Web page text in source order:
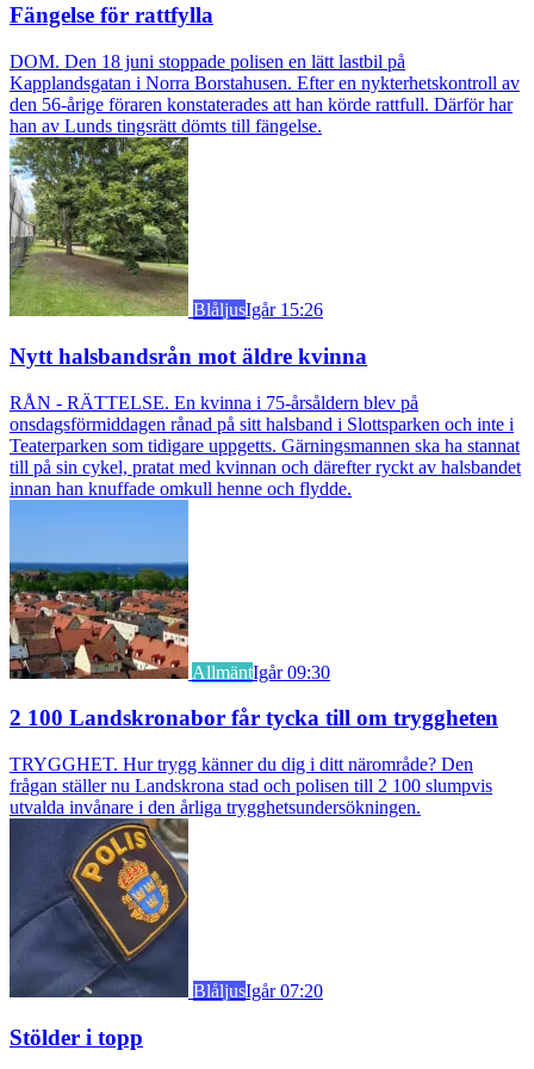
Fängelse för rattfylla
DOM. Den 18 juni stoppade polisen en lätt lastbil på
Kapplandsgatan i Norra Borstahusen. Efter en nykterhetskontroll av
den 56-årige föraren konstaterades att han körde rattfull. Därför har
han av Lunds tingsrätt dömts till fängelse.
BlåljusIgår 15:26
Nytt halsbandsrån mot äldre kvinna
RÅN - RÄTTELSE. En kvinna i 75-årsåldern blev på
onsdagsförmiddagen rånad på sitt halsband i Slottsparken och inte i
Teaterparken som tidigare uppgetts. Gärningsmannen ska ha stannat
till på sin cykel, pratat med kvinnan och därefter ryckt av halsbandet
innan han knuffade omkull henne och flydde.
AllmäntIgår 09:30
2 100 Landskronabor får tycka till om tryggheten
TRYGGHET. Hur trygg känner du dig i ditt närområde? Den
frågan ställer nu Landskrona stad och polisen till 2 100 slumpvis
utvalda invånare i den årliga trygghetsundersökningen.
BlåljusIgår 07:20
Stölder i topp